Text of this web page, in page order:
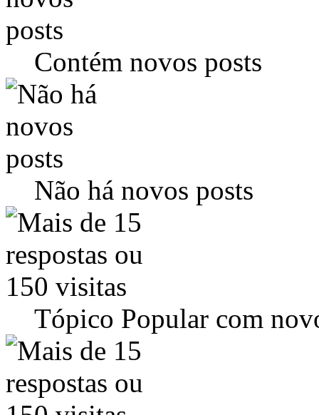
Contém novos posts
Não há novos posts
Tópico Popular com